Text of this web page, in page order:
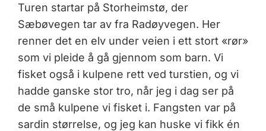
Turen startar på Storheimstø, der
Sæbøvegen tar av fra Radøyvegen. Her
renner det en elv under veien i ett stort «rør»
som vi pleide å gå gjennom som barn. Vi
fisket også i kulpene rett ved turstien, og vi
hadde ganske stor tro, når jeg i dag ser på
de små kulpene vi fisket i. Fangsten var på
sardin størrelse, og jeg kan huske vi fikk én